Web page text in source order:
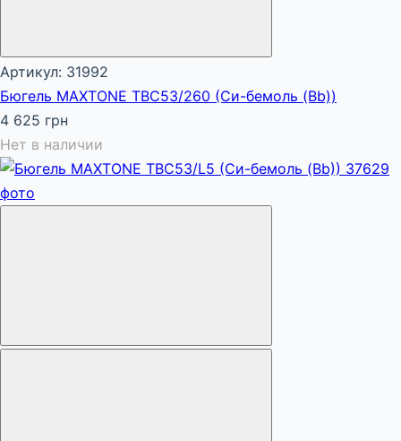
Артикул: 31992
Бюгель MAXTONE TBC53/260 (Си-бемоль (Bb))
4 625 грн
Нет в наличии